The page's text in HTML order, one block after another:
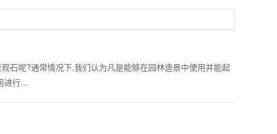
石呢?通常情况下,我们认为凡是能够在园林造景中使用并能起
进行...